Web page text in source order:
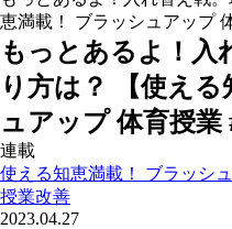
恵満載！ ブラッシュアップ
もっとあるよ！入
り方は？ 【使え
ュアップ 体育授業
連載
使える知恵満載！ ブラッシ
授業改善
2023.04.27